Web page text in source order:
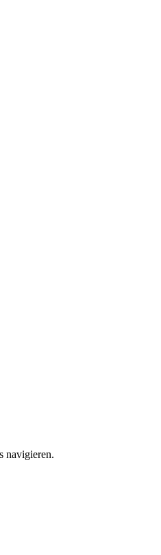
navigieren.